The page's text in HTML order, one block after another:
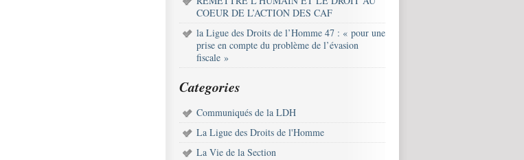
COEUR DE L’ACTION DES CAF
la Ligue des Droits de l’Homme 47 : « pour une
prise en compte du problème de l’évasion
fiscale »
Categories
Communiqués de la LDH
La Ligue des Droits de l'Homme
La Vie de la Section